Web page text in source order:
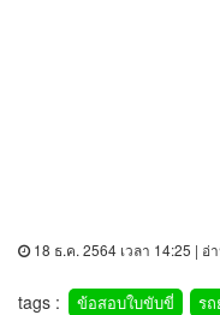
18 ธ.ค. 2564 เวลา 14:25 | อ่
tags : ข้อสอบใบขับขี่ ร